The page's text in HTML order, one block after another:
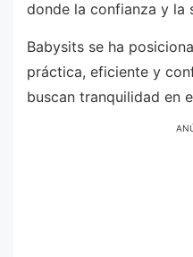
donde la confianza y la
Babysits se ha
práctica, eficiente y
buscan tranquilidad en